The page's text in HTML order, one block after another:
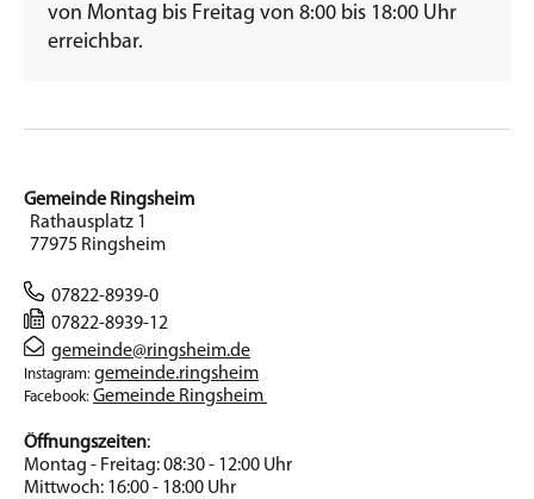
von Montag bis Freitag von 8:00 bis 18:00 Uhr
erreichbar.
Gemeinde Ringsheim
Rathausplatz 1
77975 Ringsheim
07822-8939-0
07822-8939-12
gemeinde@ringsheim.de
Instagram: gemeinde.ringsheim
Facebook: Gemeinde Ringsheim
Öffnungszeiten:
Montag - Freitag: 08:30 - 12:00 Uhr
Mittwoch: 16:00 - 18:00 Uhr